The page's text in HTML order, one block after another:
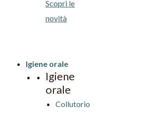
Scopri le
novità
Igiene orale
Igiene
orale
Collutorio